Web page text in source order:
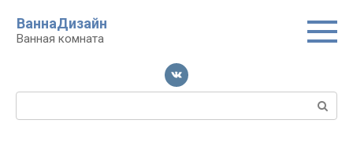
контенту
ВаннаДизайн
Ванная комната
Поиск: